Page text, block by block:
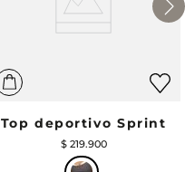
Top deportivo Sprint
$ 219.900